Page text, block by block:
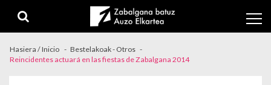
Hasiera / Inicio
Bestelakoak - Otros
Reincidentes actuará en las fiestas de Zabalgana 2014